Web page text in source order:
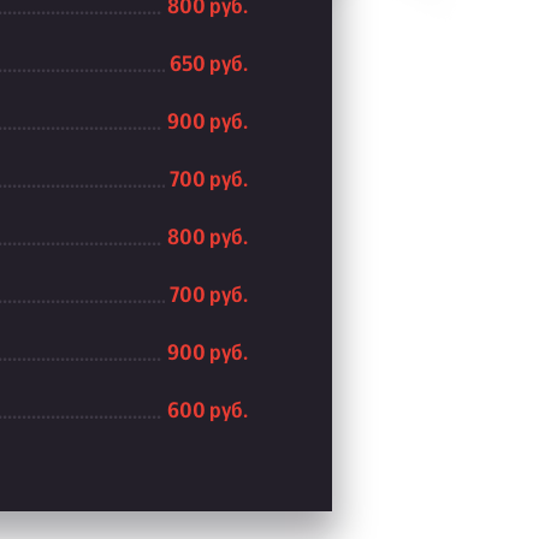
800 руб.
650 руб.
900 руб.
700 руб.
800 руб.
700 руб.
900 руб.
600 руб.